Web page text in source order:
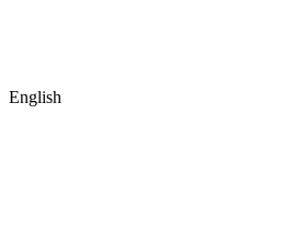
English